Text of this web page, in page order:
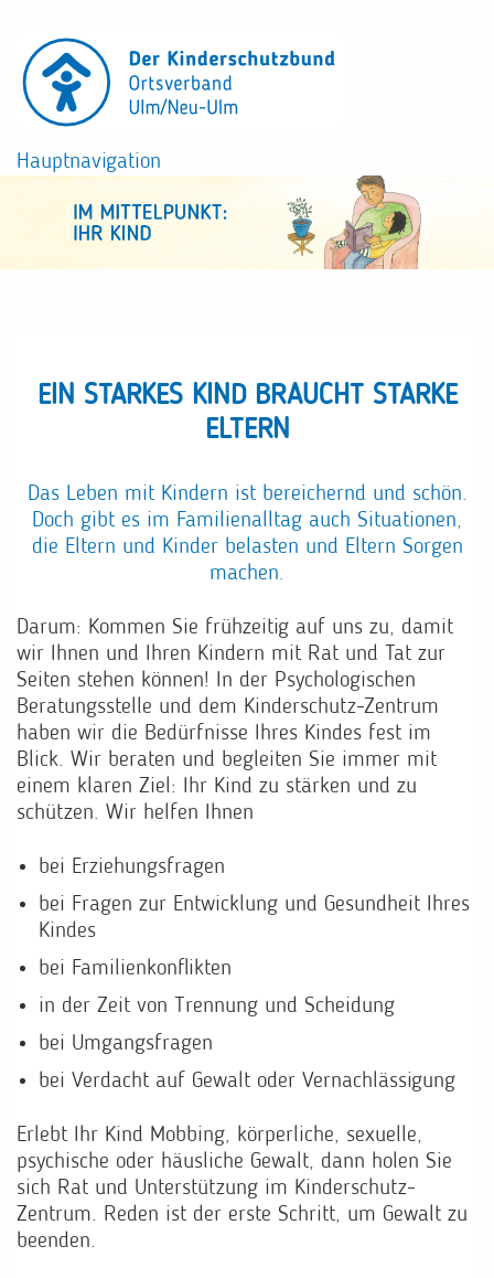
Inhalt
Hauptnavigation
EIN STARKES KIND BRAUCHT STARKE
ELTERN
Das Leben mit Kindern ist bereichernd und schön.
Doch gibt es im Familienalltag auch Situationen,
die Eltern und Kinder belasten und Eltern Sorgen
machen.
Darum: Kommen Sie frühzeitig auf uns zu, damit
wir Ihnen und Ihren Kindern mit Rat und Tat zur
Seiten stehen können! In der Psychologischen
Beratungsstelle und dem Kinderschutz-Zentrum
haben wir die Bedürfnisse Ihres Kindes fest im
Blick. Wir beraten und begleiten Sie immer mit
einem klaren Ziel: Ihr Kind zu stärken und zu
schützen. Wir helfen Ihnen
bei Erziehungsfragen
bei Fragen zur Entwicklung und Gesundheit Ihres
Kindes
bei Familienkonflikten
in der Zeit von Trennung und Scheidung
bei Umgangsfragen
bei Verdacht auf Gewalt oder Vernachlässigung
Erlebt Ihr Kind Mobbing, körperliche, sexuelle,
psychische oder häusliche Gewalt, dann holen Sie
sich Rat und Unterstützung im Kinderschutz-
Zentrum. Reden ist der erste Schritt, um Gewalt zu
beenden.